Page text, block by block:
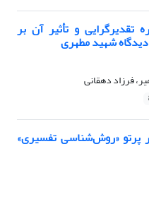
تقدیرگرایی و تأثیر آن بر
شهید مطهری
فرزاد دهقانی
پرتو «روش‌شناسی تفسیری»